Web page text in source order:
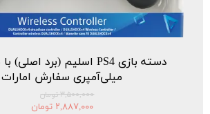
میلی‌آمپری سفارش امارات
۳,۵۰۰,۰۰۰ تومان
۲,۸۸۷,۰۰۰ تومان